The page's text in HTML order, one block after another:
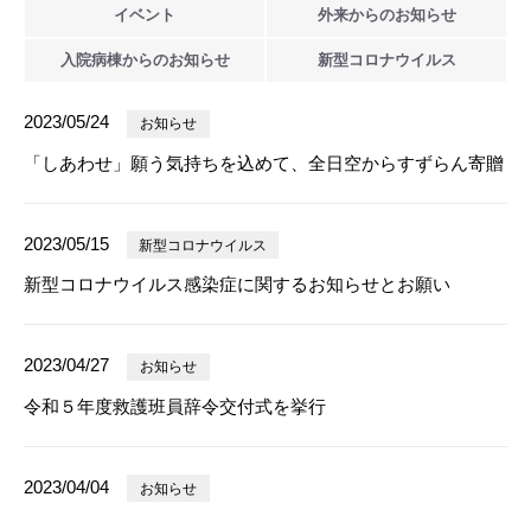
イベント 外来からのお知らせ
入院病棟からのお知らせ 新型 コロナウイルス
2023/05/24 お知らせ
「しあわせ」願う気持ちを込めて、全日空からすずらん寄贈
2023/05/15 新型コロナウイルス
新型コロナウイルス感染症に関するお知らせとお願い
2023/04/27 お知らせ
令和５年度救護班員辞令交付式を挙行
2023/04/04 お知らせ